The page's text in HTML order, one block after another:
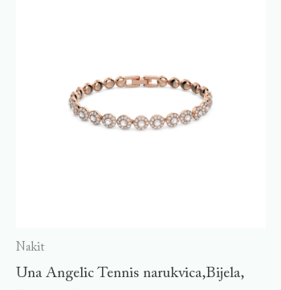
Nakit
Una Angelic Tennis narukvica,Bijela,